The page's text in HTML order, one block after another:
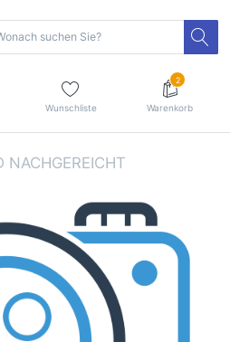
Wunschliste
2
Warenkorb